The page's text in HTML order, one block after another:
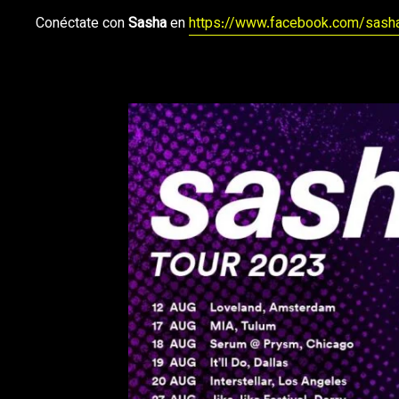
Conéctate conSashaenhttps://www.facebook.com/